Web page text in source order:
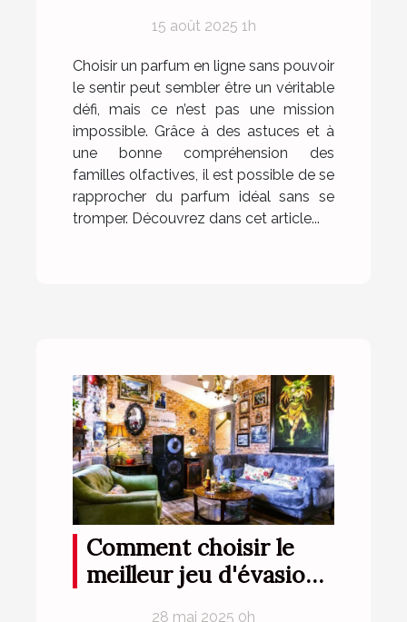
15 août 2025 1h
Choisir un parfum en ligne sans pouvoir
le sentir peut sembler être un véritable
défi, mais ce n’est pas une mission
impossible. Grâce à des astuces et à
une bonne compréhension des
familles olfactives, il est possible de se
rapprocher du parfum idéal sans se
tromper. Découvrez dans cet article...
Comment choisir le
meilleur jeu d'évasion
28 mai 2025 0h